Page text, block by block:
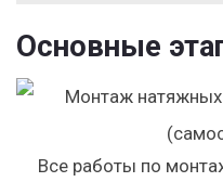
Основные
Все работы по